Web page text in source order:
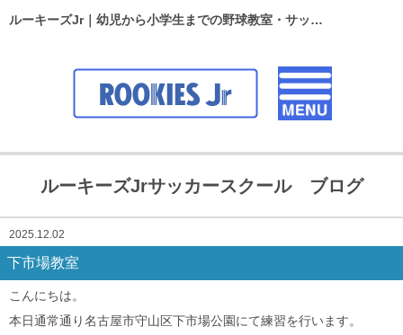
ルーキーズJr｜幼児から小学生までの野球教室・サッカースクール
ルーキーズJrサッカースクール ブログ
2025.12.02
下市場教室
こんにちは。
本日通常通り名古屋市守山区下市場公園にて練習を行います。